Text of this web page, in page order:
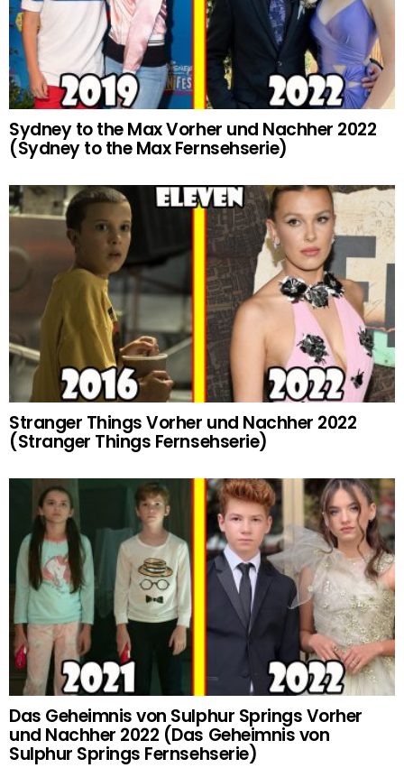
Sydney to the Max Vorher und Nachher 2022
(Sydney to the Max Fernsehserie)
Stranger Things Vorher und Nachher 2022
(Stranger Things Fernsehserie)
Das Geheimnis von Sulphur Springs Vorher
und Nachher 2022 (Das Geheimnis von
Sulphur Springs Fernsehserie)